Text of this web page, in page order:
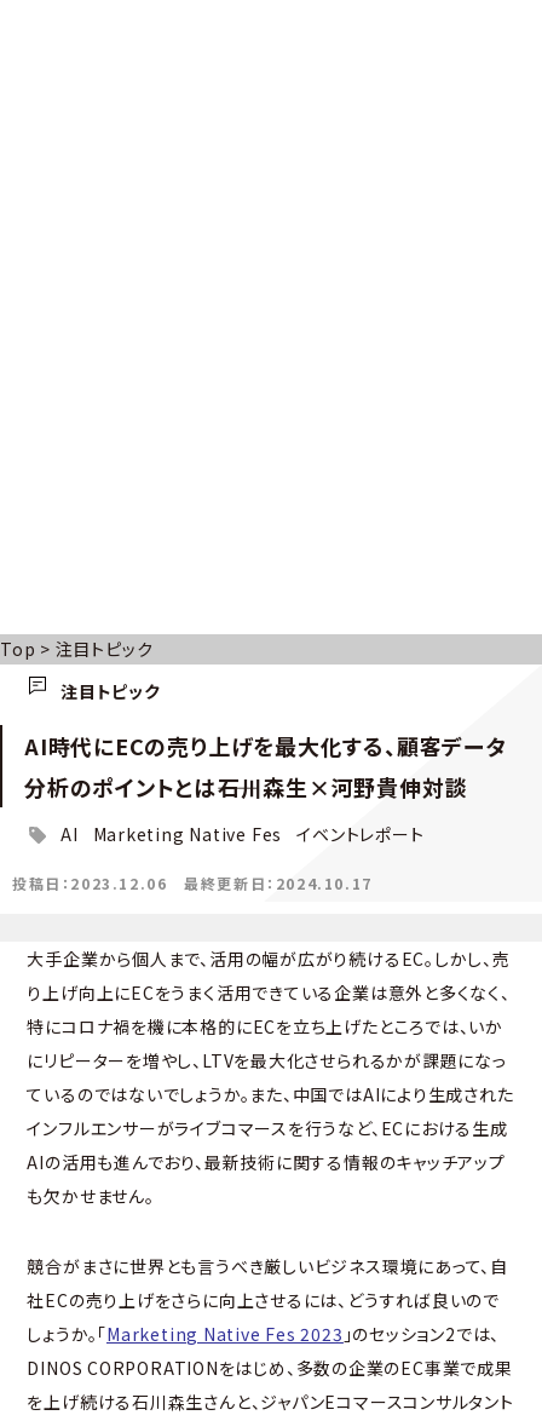
Top > 注目トピック
注目トピック
AI時代にECの売り上げを最大化する、顧客データ
分析のポイントとは――石川森生×河野貴伸対談
AI Marketing Native Fes イベントレポート
投稿日：2023.12.06 最終更新日：2024.10.17
大手企業から個人まで、活用の幅が広がり続けるEC。しかし、売
り上げ向上にECをうまく活用できている企業は意外と多くなく、
特にコロナ禍を機に本格的にECを立ち上げたところでは、いか
にリピーターを増やし、LTVを最大化させられるかが課題になっ
ているのではないでしょうか。また、中国ではAIにより生成された
インフルエンサーがライブコマースを行うなど、ECにおける生成
AIの活用も進んでおり、最新技術に関する情報のキャッチアップ
も欠かせません。
競合がまさに世界とも言うべき厳しいビジネス環境にあって、自
社ECの売り上げをさらに向上させるには、どうすれば良いので
しょうか。「Marketing Native Fes 2023 」のセッション2では、
DINOS CORPORATIONをはじめ、多数の企業のEC事業で成果
を上げ続ける石川森生さんと、ジャパンEコマースコンサルタント